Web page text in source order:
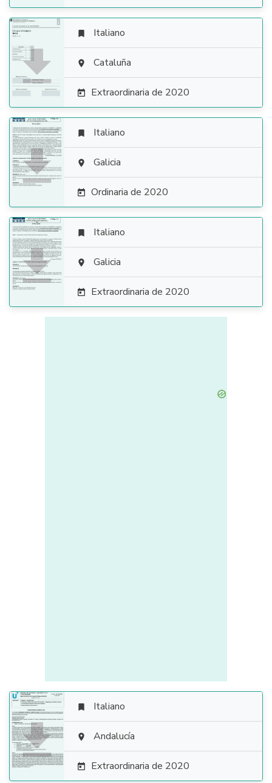

 Italiano
 Cataluña
 Extraordinaria de 2020

 Italiano
 Galicia
 Ordinaria de 2020

 Italiano
 Galicia
 Extraordinaria de 2020

 Italiano
 Andalucía
 Extraordinaria de 2020